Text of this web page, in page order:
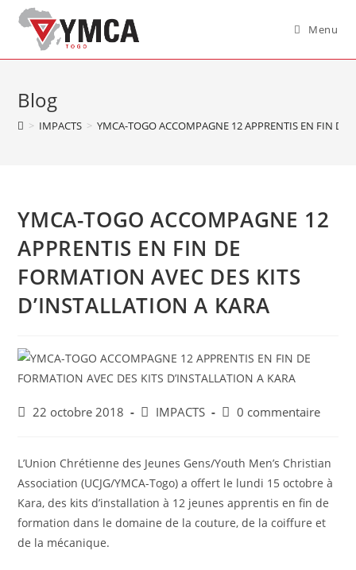
Menu
Blog
> IMPACTS > YMCA-TOGO ACCOMPAGNE 12 APPRENTIS EN FIN DE
YMCA-TOGO ACCOMPAGNE 12
APPRENTIS EN FIN DE
FORMATION AVEC DES KITS
D’INSTALLATION A KARA
22 octobre 2018 IMPACTS 0 commentaire
L’Union Chrétienne des Jeunes Gens/Youth Men’s Christian
Association (UCJG/YMCA-Togo) a offert le lundi 15 octobre à
Kara, des kits d’installation à 12 jeunes apprentis en fin de
formation dans le domaine de la couture, de la coiffure et
de la mécanique.